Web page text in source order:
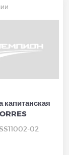
капитанская
02